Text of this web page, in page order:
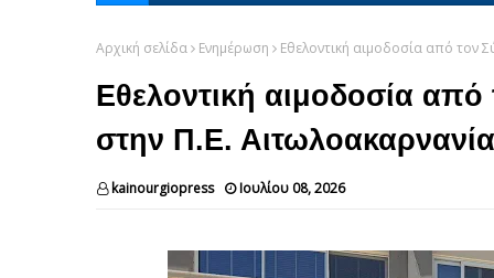
Αρχική σελίδα Ενημέρωση Εθελοντική αιμοδοσία από τον
Εθελοντική αιμοδοσία
στην Π.Ε.
kainourgiopress Ιουλίου 08, 2026